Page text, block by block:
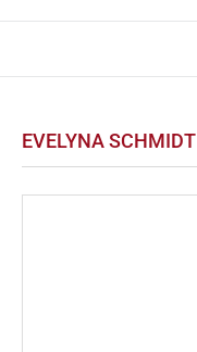
EVELYNA SCHMIDT